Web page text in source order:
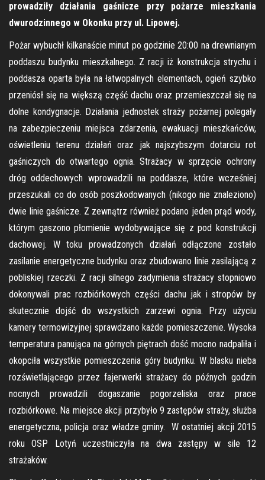
prowadziły działania gaśnicze przy pożarze mieszkania
dwurodzinnego w Okonku przy ul. Lipowej.
Pożar wybuchł kilkanaście minut po godzinie 20:00 na drewnianym
poddaszu budynku mieszkalnego. Z racji iż konstrukcja strychu i
poddasza oparta była na łatwopalnych elementach, ogień szybko
przeniósł się na większą część dachu oraz przemieszczał się na
dolne kondygnacje. Działania jednostek straży pożarnej polegały
na zabezpieczeniu miejsca zdarzenia, ewakuacji mieszkańców,
oświetleniu terenu działań oraz jak najszybszym dotarciu rot
gaśniczych do otwartego ognia. Strażacy w sprzęcie ochrony
dróg oddechowych wprowadzili na poddasze, które wcześniej
przeszukali co do osób poszkodowanych (nikogo nie znaleziono)
dwie linie gaśnicze. Z zewnątrz również podano jeden prąd wody,
którym gaszono płomienie wydobywające się z pod konstrukcji
dachowej. W toku prowadzonych działań odłączone zostało
zasilanie energetyczne budynku oraz zbudowano linie zasilającą z
pobliskiej rzeczki. Z racji silnego zadymienia strażacy stopniowo
dokonywali prac rozbiórkowych części dachu jak i stropów by
skutecznie dojść do wszystkich zarzewi ognia. Przy użyciu
kamery termowizyjnej sprawdzano każde pomieszczenie. Wysoka
temperatura panująca na górnych piętrach dość mocno nadpaliła i
okopciła wszystkie pomieszczenia góry budynku. W blasku nieba
rozświetlającego przez fajerwerki strażacy do późnych godzin
nocnych prowadzili dogaszanie pogorzeliska oraz prace
rozbiórkowe. Na miejsce akcji przybyło 9 zastępów straży, służba
energetyczna, policja oraz władze gminy. W ostatniej akcji 2015
roku OSP Lotyń uczestniczyła na dwa zastępy w sile 12
strażaków.